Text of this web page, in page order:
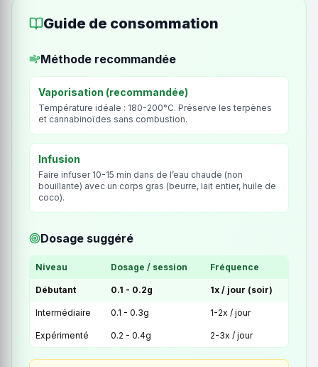
Guide de consommation
Méthode recommandée
Vaporisation (recommandée)
Température idéale : 180-200°C. Préserve les terpènes
et cannabinoïdes sans combustion.
Infusion
Faire infuser 10-15 min dans de l’eau chaude (non
bouillante) avec un corps gras (beurre, lait entier, huile de
coco).
Dosage suggéré
Niveau Dosage / session Fréquence
Débutant 0.1 - 0.2g 1x / jour (soir)
Intermédiaire 0.1 - 0.3g 1-2x / jour
Expérimenté 0.2 - 0.4g 2-3x / jour